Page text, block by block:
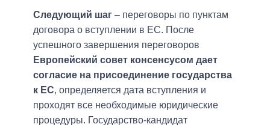
Следующий шаг – переговоры по пунктам
договора о вступлении в ЕС. После
успешного завершения переговоров
Европейский совет консенсусом дает
согласие на присоединение государства
к ЕС, определяется дата вступления и
проходят все необходимые юридические
процедуры. Государство-кандидат